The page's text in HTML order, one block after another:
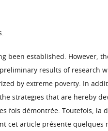
been established. However,
results of
by extreme poverty. In
strategies that are hereby
fois démontrée. Toutefois,
cet article présente